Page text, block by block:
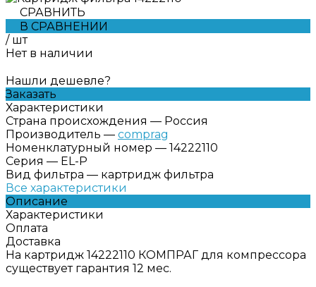
СРАВНИТЬ
В СРАВНЕНИИ
/ шт
Нет в наличии
Нашли дешевле?
Заказать
Характеристики
Страна происхождения — Россия
Производитель — comprag
Номенклатурный номер — 14222110
Серия — EL-P
Вид фильтра — картридж фильтра
Все характеристики
Описание
Характеристики
Оплата
Доставка
На картридж 14222110 КОМПРАГ для компрессора
существует гарантия 12 мес.